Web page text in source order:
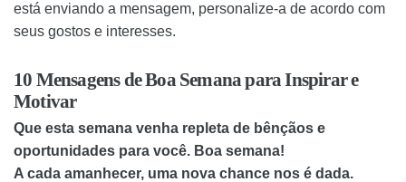
está enviando a mensagem, personalize-a de acordo com
seus gostos e interesses.
10 Mensagens de Boa Semana para Inspirar e
Motivar
Que esta semana venha repleta de bênçãos e
oportunidades para você. Boa semana!
A cada amanhecer, uma nova chance nos é dada.